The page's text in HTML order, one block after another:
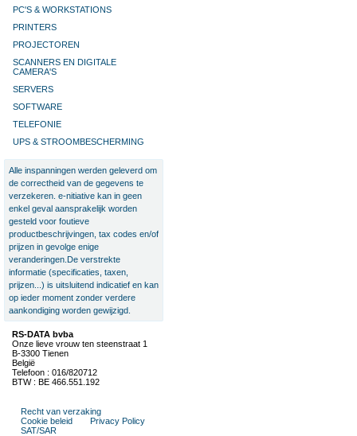
PC'S & WORKSTATIONS
PRINTERS
PROJECTOREN
SCANNERS EN DIGITALE
CAMERA'S
SERVERS
SOFTWARE
TELEFONIE
UPS & STROOMBESCHERMING
Alle inspanningen werden geleverd om
de correctheid van de gegevens te
verzekeren. e-nitiative kan in geen
enkel geval aansprakelijk worden
gesteld voor foutieve
productbeschrijvingen, tax codes en/of
prijzen in gevolge enige
veranderingen.De verstrekte
informatie (specificaties, taxen,
prijzen...) is uitsluitend indicatief en kan
op ieder moment zonder verdere
aankondiging worden gewijzigd.
RS-DATA bvba
Onze lieve vrouw ten steenstraat 1
B-3300 Tienen
België
Telefoon : 016/820712
BTW : BE 466.551.192
Recht van verzaking
Cookie beleid
Privacy Policy
SAT/SAR